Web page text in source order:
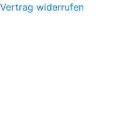
Vertrag widerrufen